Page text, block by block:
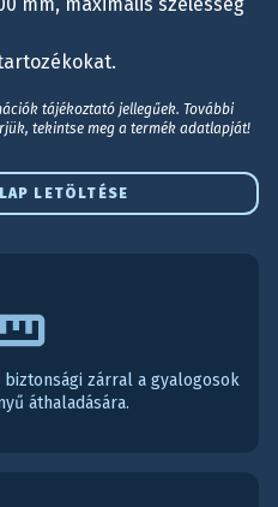
tájékoztató jellegűek. További
tekintse meg a termék adatlapját!
LETÖLTÉSE
zárral a gyalogosok
áthaladására.